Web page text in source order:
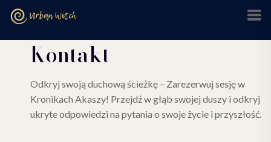
Kontakt
Odkryj swoją duchową ścieżkę – Zarezerwuj sesję w
Kronikach Akaszy! Przejdź w głąb swojej duszy i odkryj
ukryte odpowiedzi na pytania o swoje życie i przyszłość.